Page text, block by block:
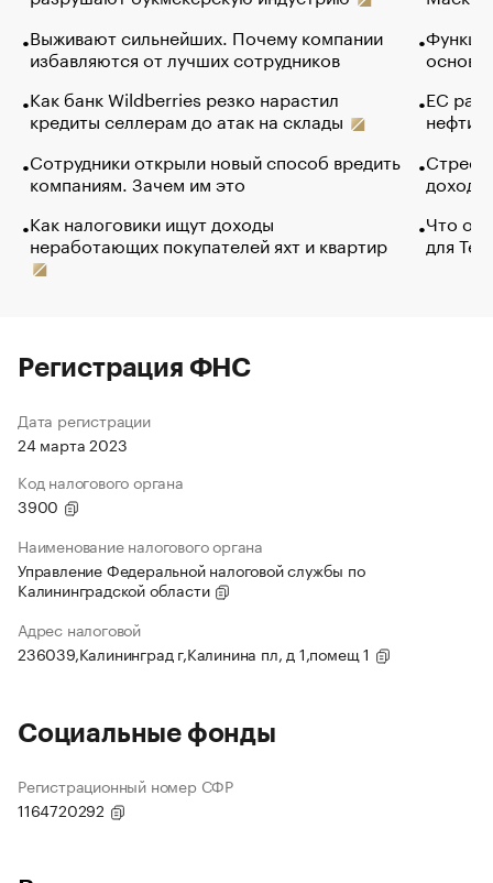
Выживают сильнейших. Почему компании
избавляются от лучших сотрудников
Как банк Wildberries резко нарастил
кредиты селлерам до атак на склады
Сотрудники открыли новый способ вредить
компаниям. Зачем им это
Как налоговики ищут доходы
неработающих покупателей яхт и квартир
основ
ЕС
нефти
Что
для
Регистрация ФНС
Дата регистрации
24 марта 2023
Код налогового органа
3900
Наименование налогового органа
Управление Федеральной налоговой службы по
Калининградской области
Адрес налоговой
236039,Калининград г,Калинина пл, д 1,помещ 1
Социальные фонды
Регистрационный номер СФР
1164720292